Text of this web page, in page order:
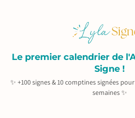
Le premier calendrier de
Signe !
✨ +100 signes & 10 comptines signées
semaines ✨